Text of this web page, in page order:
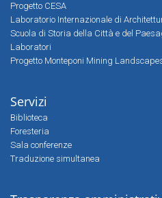
Progetto CESA
Laboratorio Internazionale di
Scuola di Storia della Città e del
Laboratori
Progetto Monteponi Mining
Servizi
Biblioteca
Foresteria
Sala conferenze
Traduzione simultanea